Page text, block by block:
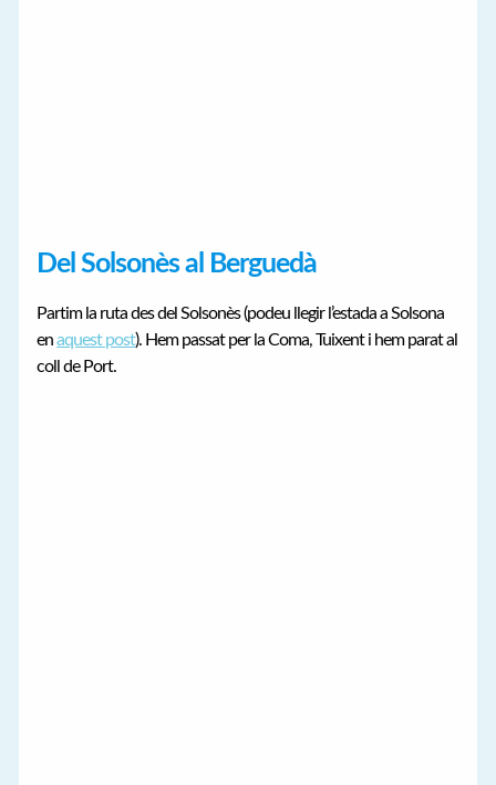
Del Solsonès al Berguedà
Partim la ruta des del Solsonès (podeu llegir l’estada a Solsona
enaquest post). Hem passat per la Coma, Tuixent i hem parat al
coll de Port.